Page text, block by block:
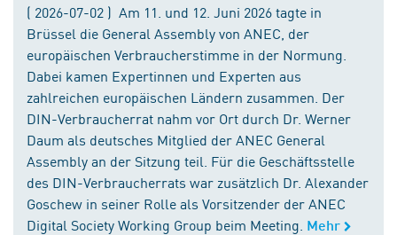
( 2026-07-02 ) Am 11. und 12. Juni 2026 tagte in
Brüssel die General Assembly von ANEC, der
europäischen Verbraucherstimme in der Normung.
Dabei kamen Expertinnen und Experten aus
zahlreichen europäischen Ländern zusammen. Der
DIN-Verbraucherrat nahm vor Ort durch Dr. Werner
Daum als deutsches Mitglied der ANEC General
Assembly an der Sitzung teil. Für die Geschäftsstelle
des DIN-Verbraucherrats war zusätzlich Dr. Alexander
Goschew in seiner Rolle als Vorsitzender der ANEC
Digital Society Working Group beim Meeting. Mehr